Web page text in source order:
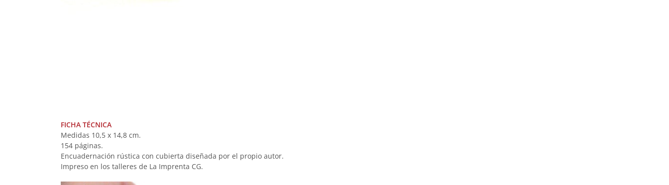
FICHA TÉCNICA
Medidas 10,5 x 14,8 cm.
154 páginas.
Encuadernación rústica con cubierta diseñada por el propio autor.
Impreso en los talleres de La Imprenta CG.